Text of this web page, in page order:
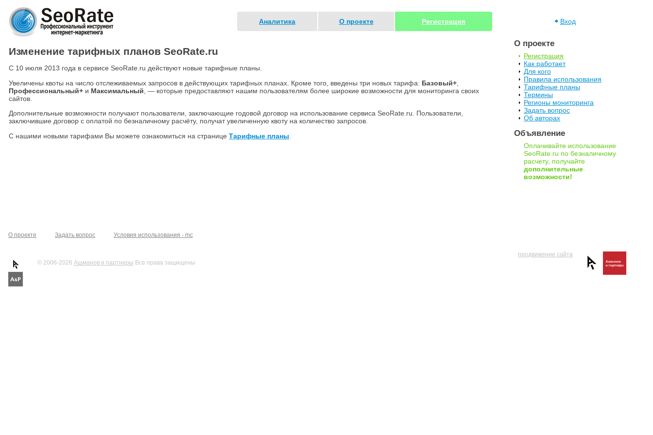
Аналитика О проекте Регистрация Вход
Изменение тарифных планов SeoRate.ru
С 10 июля 2013 года в сервисе SeoRate.ru действуют новые тарифные планы.
Увеличены квоты на число отслеживаемых запросов в действующих тарифных планах. Кроме того, введены три новых тарифа: Базовый+
Профессиональный+ и Максимальный , — которые предоставляют нашим пользователям более широкие возможности для мониторинга своих
сайтов.
Дополнительные возможности получают пользователи, заключающие годовой договор на использование сервиса SeoRate.ru. Пользователи,
заключившие договор с оплатой по безналичному расчёту, получат увеличенную квоту на количество запросов.
С нашими новыми тарифами Вы можете ознакомиться на странице Тарифные планы
О проекте
Регистрация
Как работает
Для кого
Правила использования
Тарифные планы
Термины
Регионы мониторинга
Задать вопрос
Об авторах
Объявление
Оплачивайте использование
SeoRate.ru по безналичному
расчету, получайте
дополнительные
возможности!
О проекте Задать вопрос Условия использования - mc
© 2006-2026 Ашманов и партнеры Все права защищены
продвижение сайта